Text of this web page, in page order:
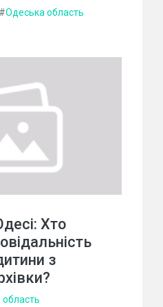
#Одеська область
Хто
з